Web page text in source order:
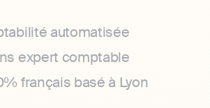
automatisée
expert comptable
français basé à Lyon